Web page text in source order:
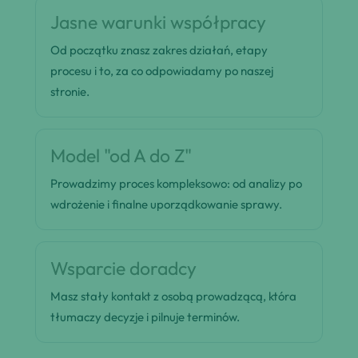
Jasne warunki współpracy
Od początku znasz zakres działań, etapy
procesu i to, za co odpowiadamy po naszej
stronie.
Model "od A do Z"
Prowadzimy proces kompleksowo: od analizy po
wdrożenie i finalne uporządkowanie sprawy.
Wsparcie doradcy
Masz stały kontakt z osobą prowadzącą, która
tłumaczy decyzje i pilnuje terminów.